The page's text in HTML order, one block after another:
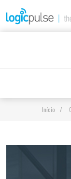
Início /